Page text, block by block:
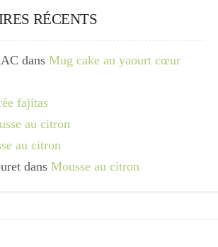
RÉCENTS
dans Mug cake au yaourt cœur
fajitas
au citron
au citron
dans Mousse au citron